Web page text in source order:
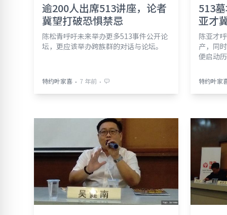
逾200人出席513讲座，论者
冀望打破恐惧禁忌
陈松青呼吁未来举办更多513事件公开论
坛，更应该举办跨族群的对话与论坛。
特约叶家喜 ⋅ 7 年前 ⋅
513
亚才
陈亚才
产，同
便启动
特约叶家